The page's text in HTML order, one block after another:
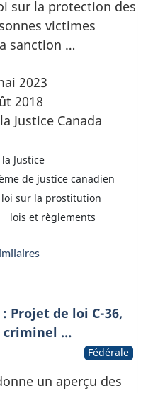
sur la protection des
victimes
sanction …
2023
2018
Justice Canada
Justice
de justice canadien
loi sur la prostitution
lois et règlements
Projet de loi C-36,
criminel …
Fédérale
un aperçu des